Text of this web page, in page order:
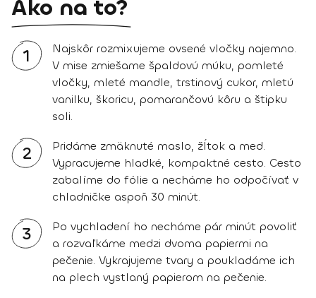
Ako na to?
1
Najskôr rozmixujeme ovsené vločky najemno.
V mise zmiešame špaldovú múku, pomleté
vločky, mleté mandle, trstinový cukor, mletú
vanilku, škoricu, pomarančovú kôru a štipku
soli.
2
Pridáme zmäknuté maslo, žĺtok a med.
Vypracujeme hladké, kompaktné cesto. Cesto
zabalíme do fólie a necháme ho odpočívať v
chladničke aspoň 30 minút.
3
Po vychladení ho necháme pár minút povoliť
a rozvaľkáme medzi dvoma papiermi na
pečenie. Vykrajujeme tvary a poukladáme ich
na plech vystlaný papierom na pečenie.